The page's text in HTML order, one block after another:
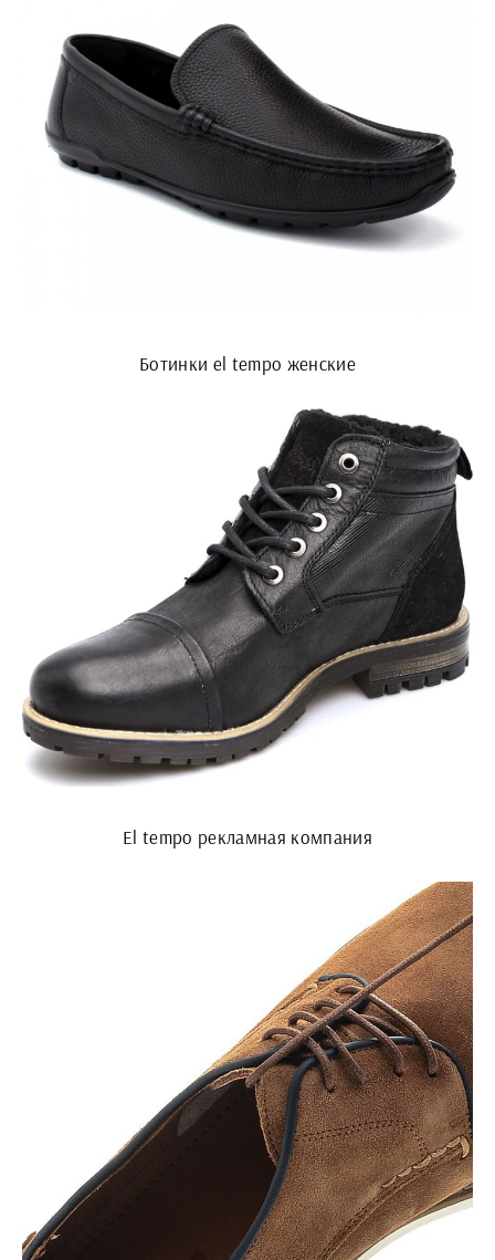
Ботинки el tempo женские
El tempo рекламная компания